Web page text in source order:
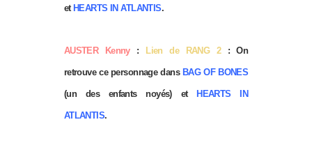
et HEARTS IN ATLANTIS.
AUSTER Kenny: Lien de RANG 2: On
retrouve ce personnage dans BAG OF BONES
(un des enfants noyés) et HEARTS IN
ATLANTIS.